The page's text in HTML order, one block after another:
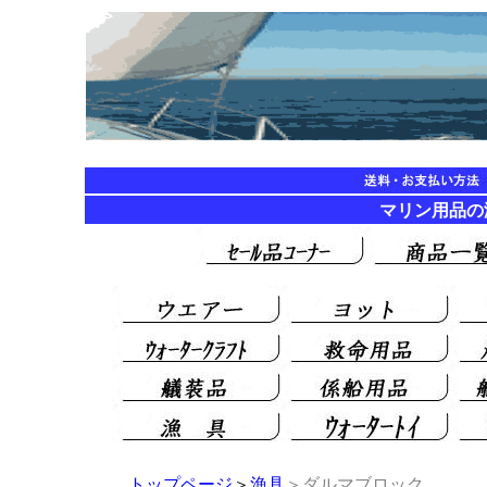
マリン用品